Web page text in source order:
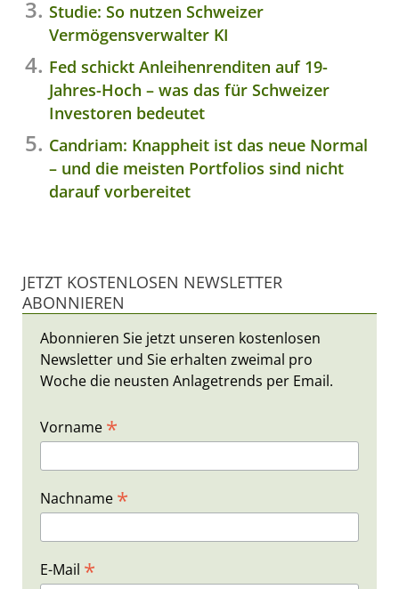
Studie: So nutzen Schweizer
Vermögensverwalter KI
Fed schickt Anleihenrenditen auf 19-
Jahres-Hoch – was das für Schweizer
Investoren bedeutet
Candriam: Knappheit ist das neue Normal
– und die meisten Portfolios sind nicht
darauf vorbereitet
JETZT KOSTENLOSEN NEWSLETTER
ABONNIEREN
Abonnieren Sie jetzt unseren kostenlosen
Newsletter und Sie erhalten zweimal pro
Woche die neusten Anlagetrends per Email.
Vorname *
Nachname *
E-Mail *